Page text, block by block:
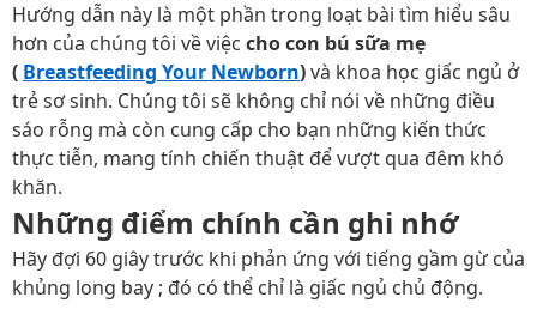
Hướng dẫn này là một phần trong loạt bài tìm hiểu sâu
hơn của chúng tôi về việc cho con bú sữa mẹ
( Breastfeeding Your Newborn)và khoa học giấc ngủ ở
trẻ sơ sinh. Chúng tôi sẽ không chỉ nói về những điều
sáo rỗng mà còn cung cấp cho bạn những kiến ​​thức
thực tiễn, mang tính chiến thuật để vượt qua đêm khó
khăn.
Những điểm chính cần ghi nhớ
Hãy đợi 60 giây trước khi phản ứng với tiếng gầm gừ của
khủng long bay ; đó có thể chỉ là giấc ngủ chủ động.